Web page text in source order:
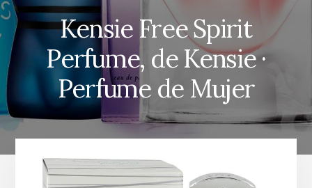
Kensie Free Spirit
Perfume, de Kensie ·
Perfume de Mujer